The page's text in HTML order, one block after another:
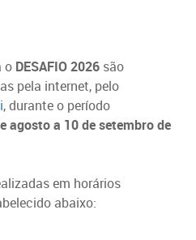
DESAFIO 2026 são
pela internet, pelo
,durante o período
agosto a 10 de setembro de
em horários
abaixo: